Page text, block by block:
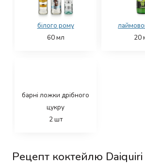
білого рому
60мл
20
барні ложки дрібного
цукру
2шт
Рецепт коктейлю Daiquiri